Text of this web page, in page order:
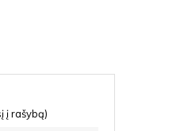
į rašybą)